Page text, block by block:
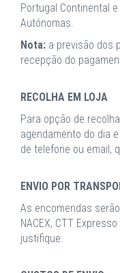
Portugal Continental
Autónomas.
Nota: a previsão dos
recepção do
RECOLHA EM LOJA
Para opção de
agendamento do dia
de telefone ou email,
ENVIO POR
As encomendas
NACEX, CTT
justifique.